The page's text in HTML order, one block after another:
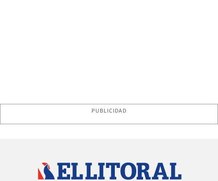
PUBLICIDAD